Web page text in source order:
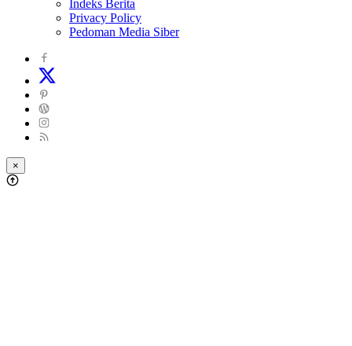
Indeks Berita
Privacy Policy
Pedoman Media Siber
×